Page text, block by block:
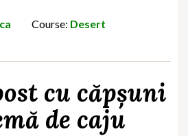
Course: Desert
cu căpșuni
de caju